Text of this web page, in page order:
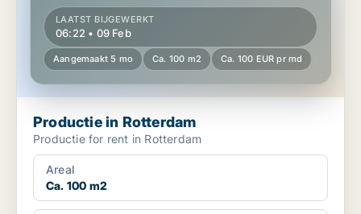
LAATST BIJGEWERKT
06:22 • 09 Feb
Aangemaakt 5 mo Ca. 100 m2 Ca. 100 EUR pr md
Productie in Rotterdam
Productie for rent in Rotterdam
Areal
Ca. 100 m2